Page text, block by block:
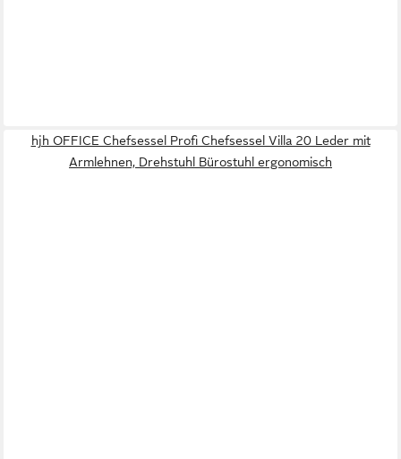
hjh OFFICE Chefsessel Profi Chefsessel Villa 20 Leder mit
Armlehnen, Drehstuhl Bürostuhl ergonomisch